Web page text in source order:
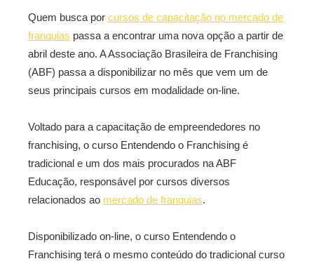
Quem busca por cursos de capacitação no mercado de
franquias passa a encontrar uma nova opção a partir de
abril deste ano. A Associação Brasileira de Franchising
(ABF) passa a disponibilizar no mês que vem um de
seus principais cursos em modalidade on-line.
Voltado para a capacitação de empreendedores no
franchising, o curso Entendendo o Franchising é
tradicional e um dos mais procurados na ABF
Educação, responsável por cursos diversos
relacionados ao mercado de franquias.
Disponibilizado on-line, o curso Entendendo o
Franchising terá o mesmo conteúdo do tradicional curso